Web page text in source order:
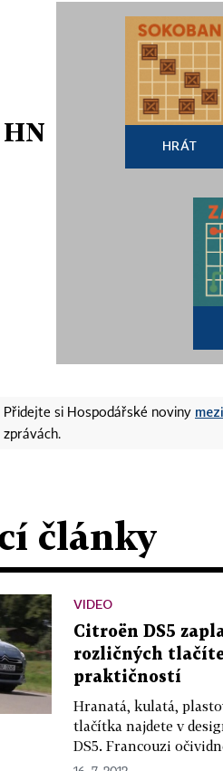
HRÁT
Přidejte si Hospodářské noviny
zprávách.
články
VIDEO
Citroën DS5
rozličných
praktičností
Hranatá, kulatá,
tlačítka najdete v
DS5. Francouzi